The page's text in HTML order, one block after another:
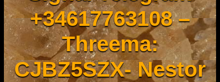
+34617763108 –
Threema:
CJBZ5SZX- Nestor